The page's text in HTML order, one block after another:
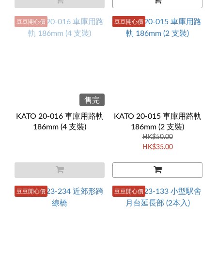
豆豆開心價
售完
KATO 20-016 車庫用路軌
186mm (4 支裝)
豆豆開心價
KATO 20-015 車庫用路軌
186mm (2 支裝)
HK$50.00
HK$35.00
豆豆開心價 豆豆開心價